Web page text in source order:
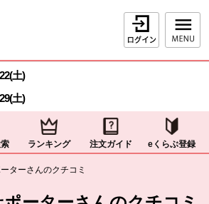
ログイン
ニューです。
スキップする
土)
土)
ランキング 注文ガイド eくらぶ登録
ターさんのクチコミ